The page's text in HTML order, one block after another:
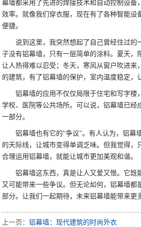
幕墙都采用了先进的焊接技术和自动控制设备
效率。就像我们穿衣服，现在有了各种智能设
便捷。
说到这里，我突然想起了自己曾经住过的
子没有铝幕墙，只有一层简单的涂料。夏天，
让人热得难以忍受；冬天，寒风从窗户吹进来
的建筑，有了铝幕墙的保护，室内温度稳定，
铝幕墙的应用不仅仅局限于住宅和写字楼
学校、医院等公共场所。可以说，铝幕墙已经
一部分。
铝幕墙也有它的“争议”。有人认为，铝幕
的天际线，让城市变得单调乏味。但我觉得，
合理运用铝幕墙，就能让城市更加美观和谐。
铝幕墙这东西，真是让人又爱又恨。它既
又可能带来一些争议。但无论如何，铝幕墙都
部分。让我们一起期待，未来铝幕墙能带来更
上一页：铝幕墙：现代建筑的时尚外衣